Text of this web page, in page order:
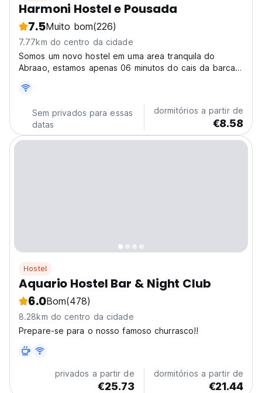
Harmoni Hostel e Pousada
7.5Muito bom(226)
7.77km do centro da cidade
Somos um novo hostel em uma area tranquila do
Abraao, estamos apenas 06 minutos do cais da barca
um quarto limpo com modernas facilidades e um
amigavel serviço pessoal. O dono era guia turistico.
Nos falamos...
Sem privados para essas
datas
dormitórios a partir de
€8.58
Hostel
Aquario Hostel Bar & Night Club
6.0Bom(478)
8.28km do centro da cidade
Prepare-se para o nosso famoso churrasco!!
privados a partir de
€25.73
dormitórios a partir de
€21.44